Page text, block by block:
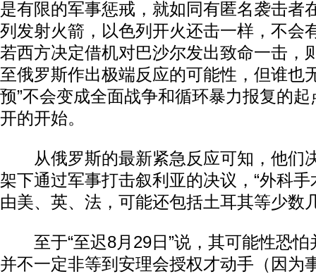
是有限的军事惩戒，就如同有匿名袭击者
列发射火箭，以色列开火还击一样，不会
若西方决定借机对巴沙尔发出致命一击，
至俄罗斯作出极端反应的可能性，但谁也
预”不会变成全面战争和循环暴力报复的起
开的开始。
从俄罗斯的最新紧急反应可知，他们
架下通过军事打击叙利亚的决议，“外科手
由美、英、法，可能还包括土耳其等少数
至于“至迟8月29日”说，其可能性恐怕
并不一定非等到安理会授权才动手（因为